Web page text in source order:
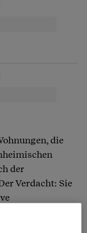
die
der
Verdacht: Sie
geriet in die